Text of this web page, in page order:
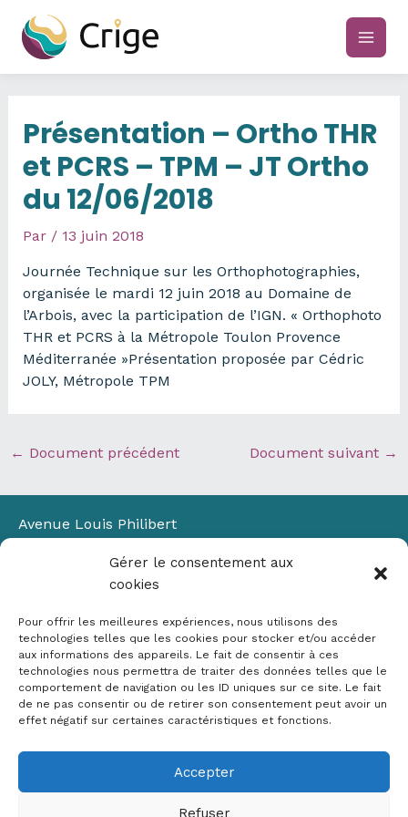
Gérer le consentement aux
cookies
Pour offrir les meilleures expériences, nous utilisons des
technologies telles que les cookies pour stocker et/ou accéder
aux informations des appareils. Le fait de consentir à ces
technologies nous permettra de traiter des données telles que le
comportement de navigation ou les ID uniques sur ce site. Le fait
de ne pas consentir ou de retirer son consentement peut avoir un
effet négatif sur certaines caractéristiques et fonctions.
Accepter
Refuser
contenu
main
Présentation – Ortho THR
et PCRS – TPM – JT Ortho
du 12/06/2018
Par / 13 juin 2018
Journée Technique sur les Orthophotographies,
organisée le mardi 12 juin 2018 au Domaine de
l’Arbois, avec la participation de l’IGN. « Orthophoto
THR et PCRS à la Métropole Toulon Provence
Méditerranée »Présentation proposée par Cédric
JOLY, Métropole TPM
← Document précédent Document suivant →
Avenue Louis Philibert
Bâtiment Laennec
13100 Aix-en-Provence
✉ contact@crige-paca.org
Mentions légales
RGPD